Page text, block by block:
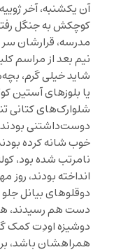
آن یکشنبه، آخر
کوچکش به جنگل
مدرسه، قرارشان سر
نیم بعد از مراسم
شاید خیلی گرم،
یا بلوزهای آستین
شلوارک‌های کتانی
دوست‌داشتنی
خوب شانه کرده
نامرتب شده بود،
انداخته بودند، روز
دوقلوهای بیانل
دست هم رسیدند،
دوشیزه اودِت کمک
همراهشان باشد،